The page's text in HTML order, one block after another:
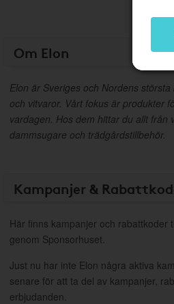
Om Elon
Elon är Sveriges och Nordens
och vitvaror. Vårt fokus är produkter
vardagen. Hos dem hittar du allt från
dammsugare och trädgårdstillbehör.
Kampanjer &
Här finns kampanjer och rabattkoder
genom Sponsorhuset.
Just nu har inte Elon några aktiva
senare för att ta del av kampanjer,
erbjudanden.